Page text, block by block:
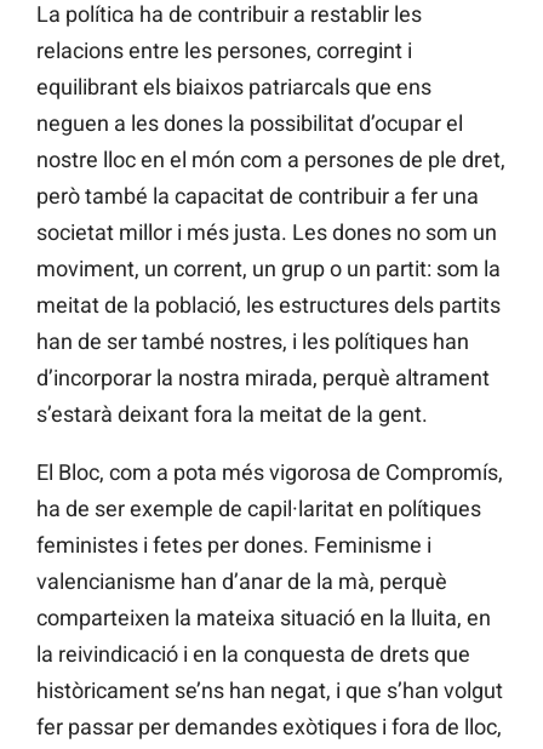
La política ha de contribuir a restablir les
relacions entre les persones, corregint i
equilibrant els biaixos patriarcals que ens
neguen a les dones la possibilitat d’ocupar el
nostre lloc en el món com a persones de ple dret,
però també la capacitat de contribuir a fer una
societat millor i més justa. Les dones no som un
moviment, un corrent, un grup o un partit: som la
meitat de la població, les estructures dels partits
han de ser també nostres, i les polítiques han
d’incorporar la nostra mirada, perquè altrament
s’estarà deixant fora la meitat de la gent.
El Bloc, com a pota més vigorosa de Compromís,
ha de ser exemple de capil·laritat en polítiques
feministes i fetes per dones. Feminisme i
valencianisme han d’anar de la mà, perquè
comparteixen la mateixa situació en la lluita, en
la reivindicació i en la conquesta de drets que
històricament se’ns han negat, i que s’han volgut
fer passar per demandes exòtiques i fora de lloc,